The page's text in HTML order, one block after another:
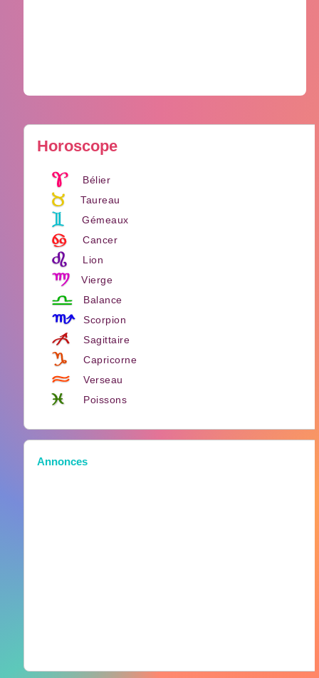
Horoscope
Bélier
Taureau
Gémeaux
Cancer
Lion
Vierge
Balance
Scorpion
Sagittaire
Capricorne
Verseau
Poissons
Annonces